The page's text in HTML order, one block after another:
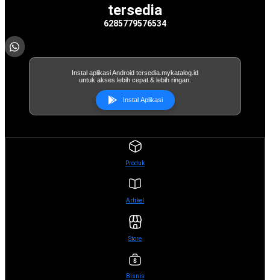
tersedia
6285779576534
Instal aplikasi Android tersedia.mykatalog.id
untuk akses lebih cepat & lebih ringan.
Instal Aplikasi
Produk
Artikel
Store
Bisnis